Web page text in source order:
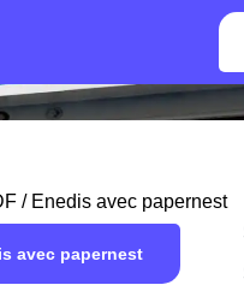
/ Enedis avec papernest
avec papernest